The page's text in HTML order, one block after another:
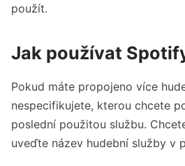
použít.
Jak používat
Pokud máte propojeno více
nespecifikujete, kterou chcete
poslední použitou službu.
uveďte název hudební služby v